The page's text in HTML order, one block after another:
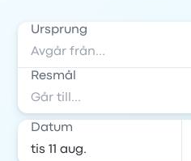
Ursprung
Resmål
Datum